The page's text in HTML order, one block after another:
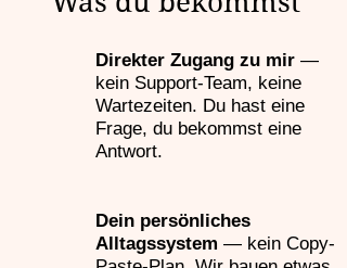
Direkter Zugang zu mir —
kein Support-Team, keine
Wartezeiten. Du hast eine
Frage, du bekommst eine
Antwort.
Dein persönliches
Alltagssystem — kein Copy-